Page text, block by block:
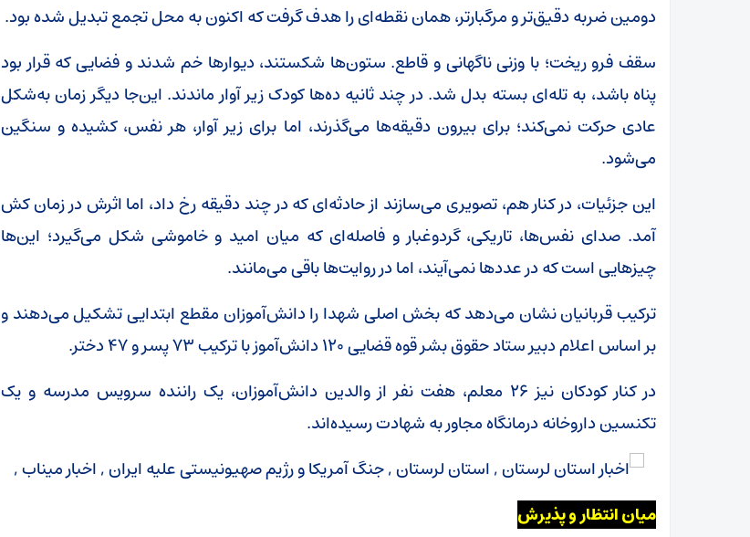
دومین ضربه دقیق‌تر و مرگبارتر، همان نقطه‌ای را هدف گرفت که اکنون به محل تجمع تبدیل شده بود.
سقف فرو ریخت؛ با وزنی ناگهانی و قاطع. ستون‌ها شکستند، دیوارها خم شدند و فضایی که قرار بود
پناه باشد، به تله‌ای بسته بدل شد. در چند ثانیه ده‌ها کودک زیر آوار ماندند. این‌جا دیگر زمان به‌شکل
عادی حرکت نمی‌کند؛ برای بیرون دقیقه‌ها می‌گذرند، اما برای زیر آوار، هر نفس، کشیده و سنگین
می‌شود.
این جزئیات، در کنار هم، تصویری می‌سازند از حادثه‌ای که در چند دقیقه رخ داد، اما اثرش در زمان کش
آمد. صدای نفس‌ها، تاریکی، گردوغبار و فاصله‌ای که میان امید و خاموشی شکل می‌گیرد؛ این‌ها
چیزهایی است که در عددها نمی‌آیند، اما در روایت‌ها باقی می‌مانند.
ترکیب قربانیان نشان می‌دهد که بخش اصلی شهدا را دانش‌آموزان مقطع ابتدایی تشکیل می‌دهند و
بر اساس اعلام دبیر ستاد حقوق بشر قوه قضایی 120 دانش‌آموز با ترکیب 73 پسر و 47 دختر.
در کنار کودکان نیز 26 معلم، هفت نفر از والدین دانش‌آموزان، یک راننده سرویس مدرسه و یک
تکنسین داروخانه درمانگاه مجاور به شهادت رسیده‌اند.
میان انتظار و پذیرش